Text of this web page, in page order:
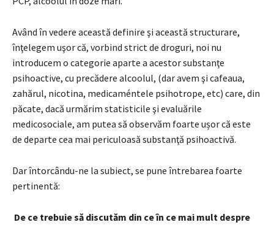
Având în vedere această definire şi această structurare,
înţelegem uşor că, vorbind strict de droguri, noi nu
introducem o categorie aparte a acestor substanţe
psihoactive, cu precădere alcoolul, (dar avem şi cafeaua,
zahărul, nicotina, medicaméntele psihotrope, etc) care, din
păcate, dacă urmărim statisticile şi evaluările
medicosociale, am putea să observăm foarte ușor că este
de departe cea mai periculoasă substanţă psihoactivă.
Dar întorcându-ne la subiect, se pune întrebarea foarte
pertinentă:
De ce trebuie să discutăm din ce în ce mai mult despre